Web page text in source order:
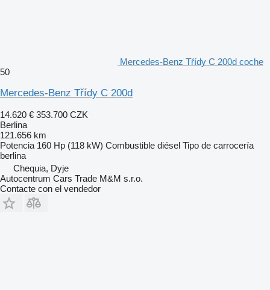
Mercedes-Benz Třídy C 200d coche
50
Mercedes-Benz Třídy C 200d
14.620 € 353.700 CZK
Berlina
121.656 km
Potencia 160 Hp (118 kW) Combustible diésel Tipo de carrocería
berlina
Chequia, Dyje
Autocentrum Cars Trade M&M s.r.o.
Contacte con el vendedor